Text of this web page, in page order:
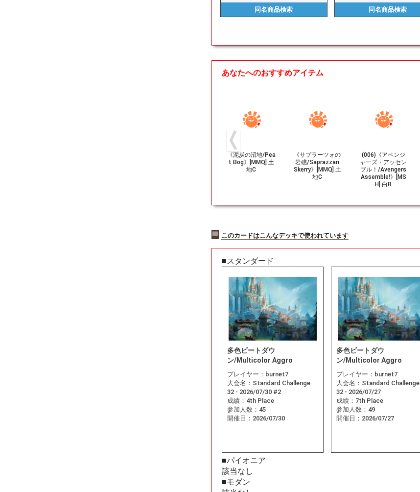
同名商品検索 同名商品検索
あなたへのおすすめアイテム
《泥炭の沼地/Pea
t Bog》[MMQ] 土
地C
《サプラーツォの
岩礁/Saprazzan
Skerry》[MMQ] 土
地C
(006)《アベンジ
ャーズ・アッセン
ブル！/Avengers
Assemble!》[MS
H] 白R
このカードはこんなデッキで使われています
■スタンダード
多色ビートダウ
ン/Multicolor Aggro
プレイヤー： burnet7
大会名： Standard Challenge
32 - 2026/07/30 #2
成績： 4th Place
参加人数： 45
開催日： 2026/07/30
多色ビートダウ
ン/Multicolor Aggro
プレイヤー： burnet7
大会名： Standard Challenge
32 - 2026/07/27
成績： 7th Place
参加人数： 49
開催日： 2026/07/27
■パイオニア
該当なし
■モダン